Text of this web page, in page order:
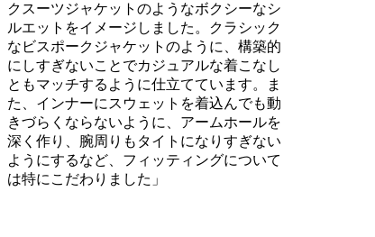
クスーツジャケットのようなボクシーなシ
ルエットをイメージしました。クラシック
なビスポークジャケットのように、構築的
にしすぎないことでカジュアルな着こなし
ともマッチするように仕立てています。ま
た、インナーにスウェットを着込んでも動
きづらくならないように、アームホールを
深く作り、腕周りもタイトになりすぎない
ようにするなど、フィッティングについて
は特にこだわりました」